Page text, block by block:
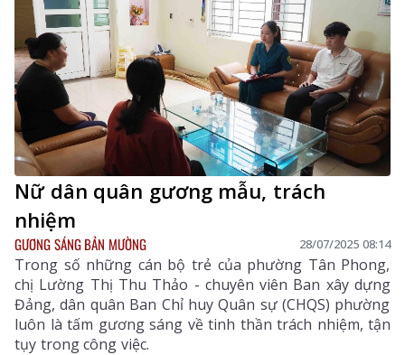
Nữ dân quân gương mẫu, trách
nhiệm
GƯƠNG SÁNG BẢN MƯỜNG 28/07/2025 08:14
Trong số những cán bộ trẻ của phường Tân Phong,
chị Lường Thị Thu Thảo - chuyên viên Ban xây dựng
Đảng, dân quân Ban Chỉ huy Quân sự (CHQS) phường
luôn là tấm gương sáng về tinh thần trách nhiệm, tận
tụy trong công việc.